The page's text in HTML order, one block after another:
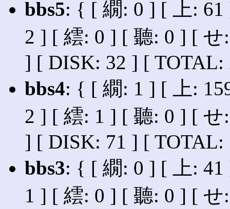
bbs5: { [ 繝: 0 ] [ 上:
2 ] [ 繧: 0 ] [ 聽: 0 ] [
] [ DISK: 32 ] [ TOTAL:
bbs4: { [ 繝: 1 ] [ 上:
2 ] [ 繧: 1 ] [ 聽: 0 ] [
] [ DISK: 71 ] [ TOTAL:
bbs3: { [ 繝: 0 ] [ 上:
1 ] [ 繧: 0 ] [ 聽: 0 ] [